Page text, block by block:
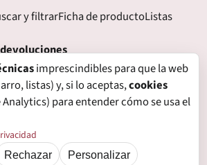
y filtrarFicha de productoListas
Formas de pagoGastos de envío
Garantía
de cookies
imprescindibles para que la web
listas) y, si lo aceptas,cookies
Analytics) para entender cómo se usa el
Rechazar Personalizar